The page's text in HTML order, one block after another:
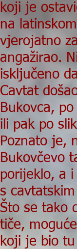
koji je
na
vjerojatno
angažirao.
isključeno
Cavtat
Bukovca,
ili pak po
Poznato je,
Bukovčevo
porijeklo, a
s
Što se tako
tiče,
koji je bio